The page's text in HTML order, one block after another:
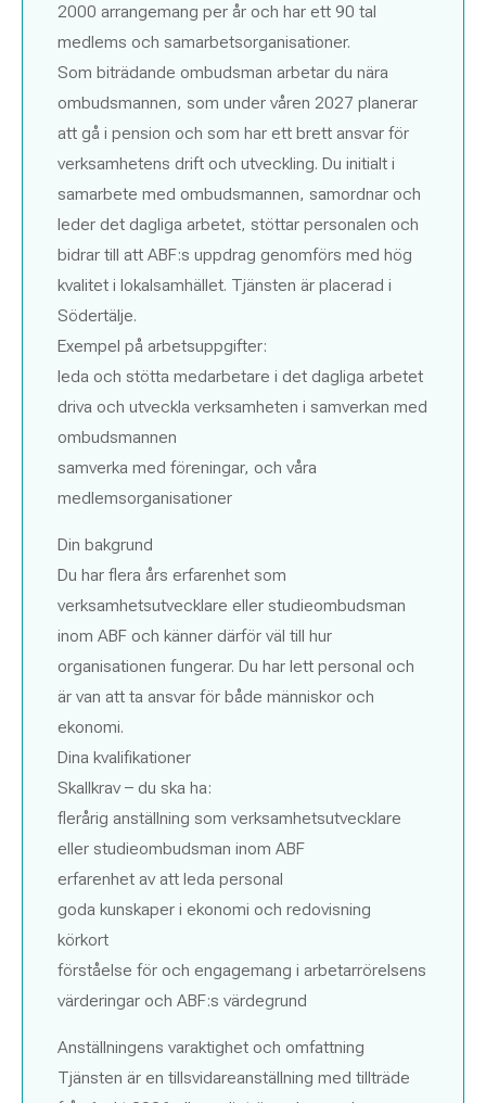
2000 arrangemang per år och har ett 90 tal
medlems och samarbetsorganisationer.
Som biträdande ombudsman arbetar du nära
ombudsmannen, som under våren 2027 planerar
att gå i pension och som har ett brett ansvar för
verksamhetens drift och utveckling. Du initialt i
samarbete med ombudsmannen, samordnar och
leder det dagliga arbetet, stöttar personalen och
bidrar till att ABF:s uppdrag genomförs med hög
kvalitet i lokalsamhället. Tjänsten är placerad i
Södertälje.
Exempel på arbetsuppgifter:
leda och stötta medarbetare i det dagliga arbetet
driva och utveckla verksamheten i samverkan med
ombudsmannen
samverka med föreningar, och våra
medlemsorganisationer
Din bakgrund
Du har flera års erfarenhet som
verksamhetsutvecklare eller studieombudsman
inom ABF och känner därför väl till hur
organisationen fungerar. Du har lett personal och
är van att ta ansvar för både människor och
ekonomi.
Dina kvalifikationer
Skallkrav – du ska ha:
flerårig anställning som verksamhetsutvecklare
eller studieombudsman inom ABF
erfarenhet av att leda personal
goda kunskaper i ekonomi och redovisning
körkort
förståelse för och engagemang i arbetarrörelsens
värderingar och ABF:s värdegrund
Anställningens varaktighet och omfattning
Tjänsten är en tillsvidareanställning med tillträde